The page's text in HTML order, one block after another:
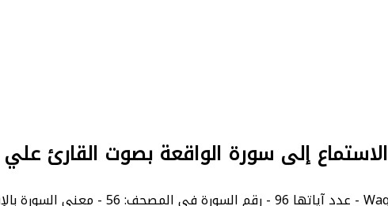
الاستماع إلى سورة الواقعة بصوت القارئ علي